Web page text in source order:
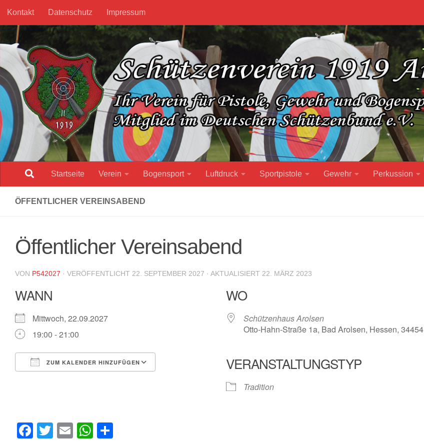
Unter dem Inhalt
Kontakt Datenschutz Impressum
Startseite Verein Bogensport Luftdruck Sportpistole Gewehr Perkussion
ÖFFENTLICHER VEREINSABEND
Öffentlicher Vereinsabend
VON P542027 · VERÖFFENTLICHT 22. SEPTEMBER 2027 · AKTUALISIERT 22. MÄRZ 2023
WANN
Mittwoch, 22.09.2027
19:00 - 21:00
ZUM KALENDER HINZUFÜGEN
WO
Schützenhaus Arolsen
Otto-Hahn-Straße 1a, Bad Arolsen, Hessen, 34454
VERANSTALTUNGSTYP
Tradition
Facebook
TwitterEmailWhatsApp